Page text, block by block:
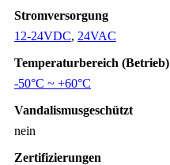
Stromversorgung
12-24VDC, 24VAC
Temperaturbereich (Betrieb)
-50°C ~ +60°C
Vandalismusgeschützt
nein
Zertifizierungen